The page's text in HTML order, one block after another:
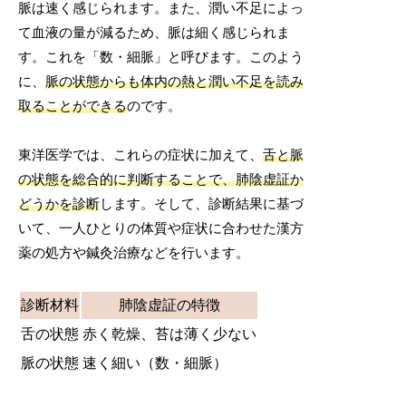
脈は速く感じられます。また、潤い不足によっ
て血液の量が減るため、脈は細く感じられま
す。これを「数・細脈」と呼びます。このよう
に、脈の状態からも体内の熱と潤い不足を読み
取ることができるのです。
東洋医学では、これらの症状に加えて、舌と脈
の状態を総合的に判断することで、肺陰虚証か
どうかを診断します。そして、診断結果に基づ
いて、一人ひとりの体質や症状に合わせた漢方
薬の処方や鍼灸治療などを行います。
診断材料
肺陰虚証の特徴
舌の状態 赤く乾燥、苔は薄く少ない
脈の状態 速く細い（数・細脈）